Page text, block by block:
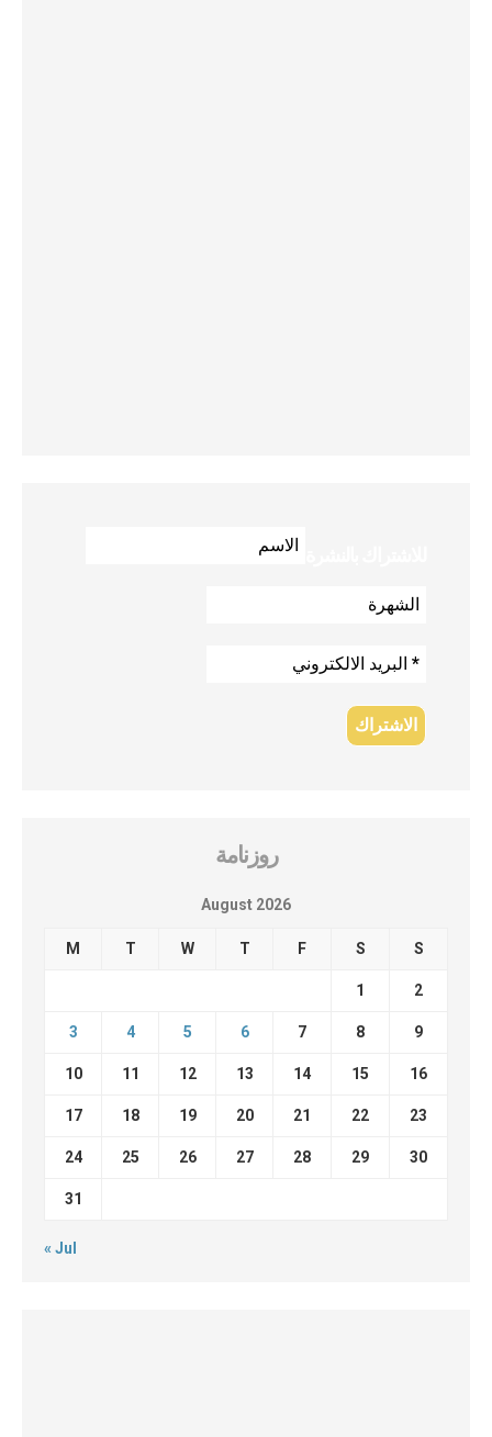
روزنامة
August 2026
M T W T F S S
1 2
3 4 5 6 7 8 9
10 11 12 13 14 15 16
17 18 19 20 21 22 23
24 25 26 27 28 29 30
31
« Jul